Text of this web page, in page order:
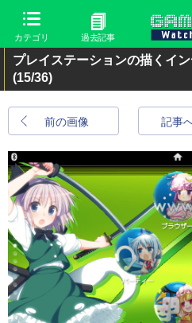
カテゴリ 過去記事
プレイステーションの描くイ
(15/36)
前の画像 記事